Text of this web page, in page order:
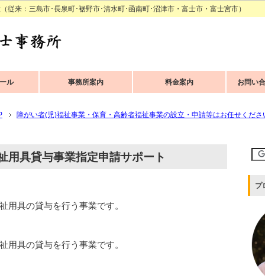
従来：三島市･長泉町･裾野市･清水町･函南町･沼津市・富士市・富士宮市）
ル 事務所案内 料金案内 お問い
障がい者(児)福祉事業・保育・高齢者福祉事業の設立・申請等はお任せくださ
用具貸与事業指定申請サポート
用具の貸与を行う事業です。
用具の貸与を行う事業です。
プ